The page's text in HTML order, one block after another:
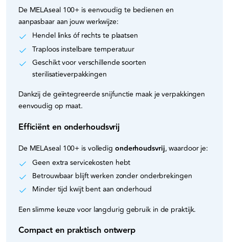
De MELAseal 100+ is eenvoudig te bedienen en
aanpasbaar aan jouw werkwijze:
Hendel links óf rechts te plaatsen
Traploos instelbare temperatuur
Geschikt voor verschillende soorten
sterilisatieverpakkingen
Dankzij de geïntegreerde snijfunctie maak je verpakkingen
eenvoudig op maat.
Efficiënt en onderhoudsvrij
De MELAseal 100+ is volledig onderhoudsvrij, waardoor je:
Geen extra servicekosten hebt
Betrouwbaar blijft werken zonder onderbrekingen
Minder tijd kwijt bent aan onderhoud
Een slimme keuze voor langdurig gebruik in de praktijk.
Compact en praktisch ontwerp